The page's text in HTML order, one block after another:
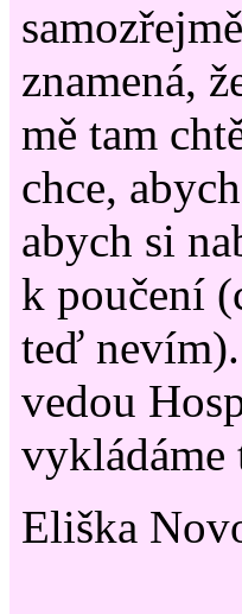
znamená,
mě tam
chce,
abych si
k poučení
teď
vedou
Eliška